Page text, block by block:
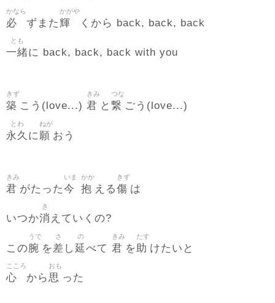
必
かなら
ずまた輝
かがや
くから back, back, back
一緒
とも
に back, back, back with you
築
きず
こう(love...) 君
きみ
と 繋
つな
ごう(love...)
永久
とわ
に願
ねが
おう
君
きみ
がたった今
いま
抱
かか
える傷
きず
は
いつか消
き
えていくの?
この腕
うで
を差
さ
し延
の
べて 君
きみ
を助
たす
けたいと
心
こころ
から思
おも
った